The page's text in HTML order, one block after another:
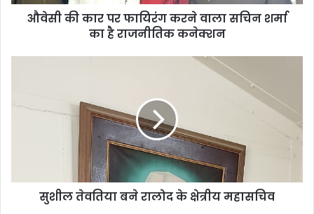
औवेसी की कार पर फायिरंग करने वाला सचिन शर्मा
का है राजनीतिक कनेक्शन
सुशील तेवतिया बने रालोद के क्षेत्रीय महासचिव